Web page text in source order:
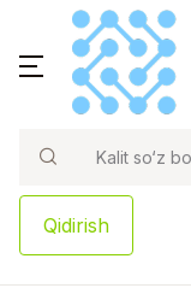
Qidirish